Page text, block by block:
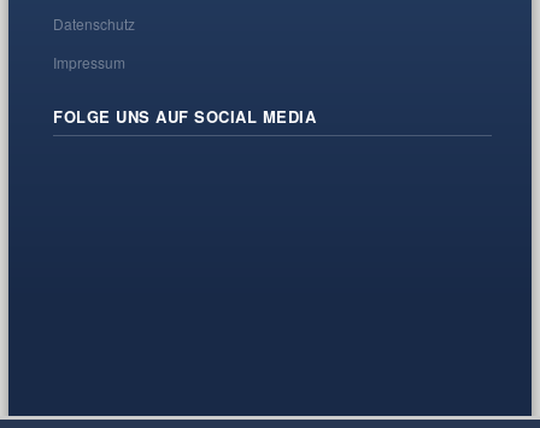
Datenschutz
Impressum
FOLGE UNS AUF SOCIAL MEDIA